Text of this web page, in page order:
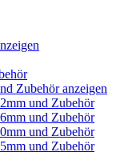
Zubehör anzeigen
und Zubehör
und Zubehör
und Zubehör
und Zubehör